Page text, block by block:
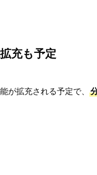
充も予定
が拡充される予定で、